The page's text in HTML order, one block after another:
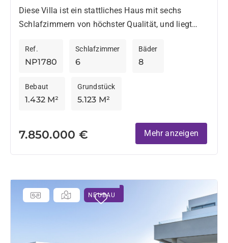
Diese Villa ist ein stattliches Haus mit sechs
Schlafzimmern von höchster Qualität, und liegt
mit seinen Restaurants. In...
NP1780
Ref.
6
Schlafzimmer
8
Bäder
1.432 M²
Bebaut
5.123 M²
Grundstück
7.850.000 € Mehr anzeigen
NEUBAU